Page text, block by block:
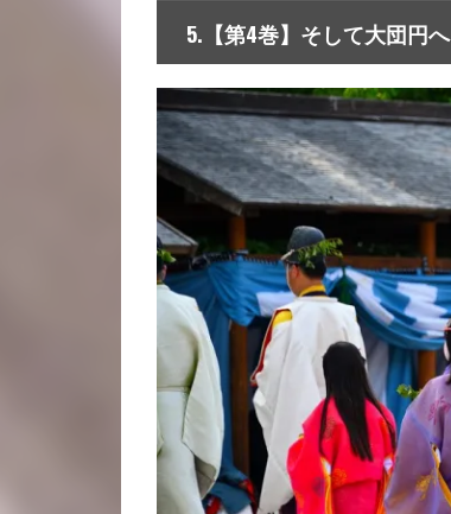
5.【第4巻】そして大団円へ